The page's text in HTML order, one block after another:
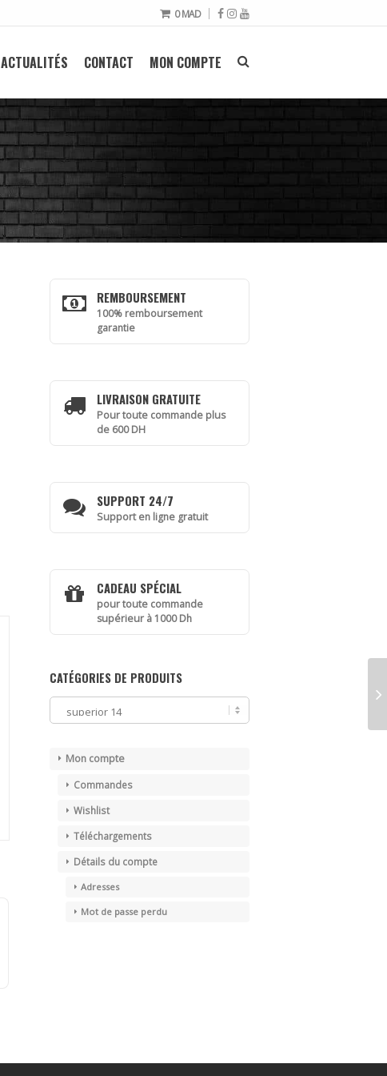
0MAD
ACTUALITÉS CONTACT MON COMPTE
REMBOURSEMENT
100% remboursement
garantie
LIVRAISON GRATUITE
Pour toute commande plus
de 600 DH
SUPPORT 24/7
Support en ligne gratuit
CADEAU SPÉCIAL
pour toute commande
supérieur à 1000 Dh
CATÉGORIES DE PRODUITS
Mon compte
Commandes
Wishlist
Téléchargements
Détails du compte
Adresses
Mot de passe perdu